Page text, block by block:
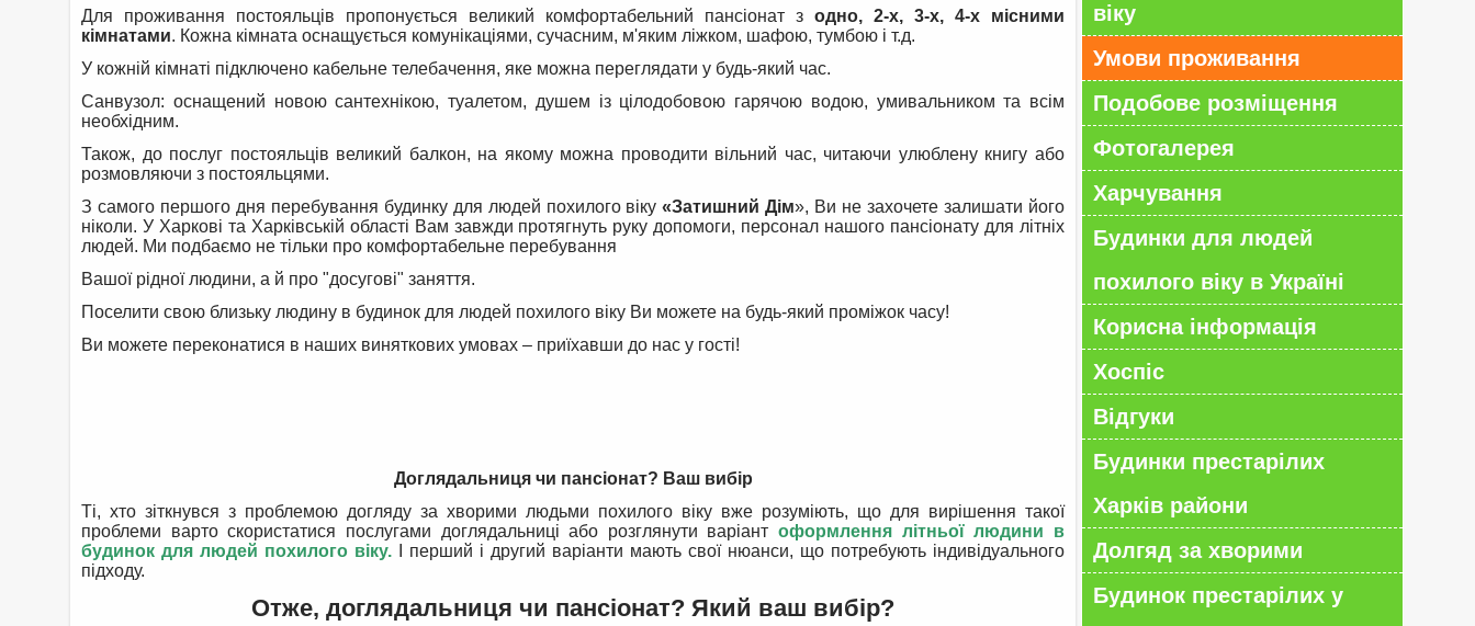
Для проживання постояльців пропонується великий комфортабельний пансіонат з одно, 2-х, 3-х, 4-х місними
кімнатами. Кожна кімната оснащується комунікаціями, сучасним, м'яким ліжком, шафою, тумбою і т.д.
У кожній кімнаті підключено кабельне телебачення, яке можна переглядати у будь-який час.
Санвузол: оснащений новою сантехнікою, туалетом, душем із цілодобовою гарячою водою, умивальником та всім
необхідним.
Також, до послуг постояльців великий балкон, на якому можна проводити вільний час, читаючи улюблену книгу або
розмовляючи з постояльцями.
З самого першого дня перебування будинку для людей похилого віку«Затишний Дім», Ви не захочете залишати його
ніколи. У Харкові та Харківській області Вам завжди протягнуть руку допомоги, персонал нашого пансіонату для літніх
людей. Ми подбаємо не тільки про комфортабельне перебування
Вашої рідної людини, а й про "досугові" заняття.
Поселити свою близьку людину в будинок для людей похилого віку Ви можете на будь-який проміжок часу!
Ви можете переконатися в наших виняткових умовах – приїхавши до нас у гості!
Доглядальниця чи пансіонат? Ваш вибір
Ті, хто зіткнувся з проблемою догляду за хворими людьми похилого віку вже розуміють, що для вирішення такої
проблеми варто скористатися послугами доглядальниці або розглянути варіантоформлення літньої людини в
будинок для людей похилого віку. І перший і другий варіанти мають свої нюанси, що потребують індивідуального
підходу.
Отже, доглядальниця чи пансіонат? Який ваш вибір?
віку
Умови проживання
Подобове розміщення
Фотогалерея
Харчування
Будинки для людей
похилого віку в Україні
Корисна інформація
Хоспіс
Відгуки
Будинки престарілих
Харків райони
Долгяд за хворими
Будинок престарілих у